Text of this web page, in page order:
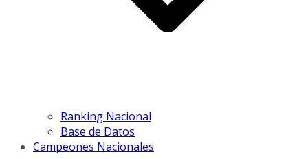
Ranking Nacional
Base de Datos
Campeones Nacionales